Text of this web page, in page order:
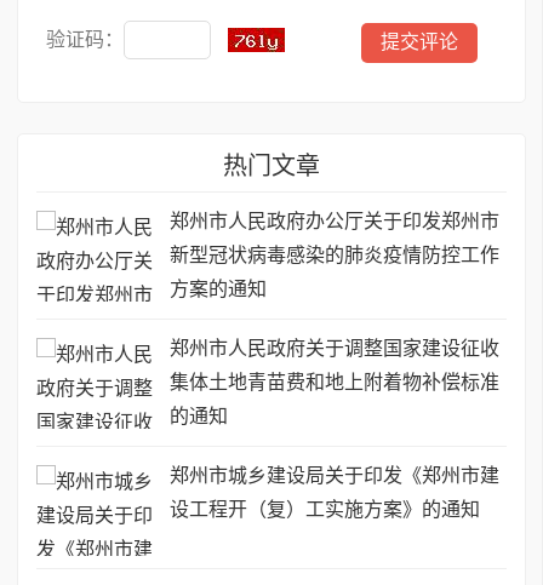
验证码：
热门文章
郑州市人民政府办公厅关于印发郑州市
新型冠状病毒感染的肺炎疫情防控工作
方案的通知
郑州市人民政府关于调整国家建设征收
集体土地青苗费和地上附着物补偿标准
的通知
郑州市城乡建设局关于印发《郑州市建
设工程开（复）工实施方案》的通知